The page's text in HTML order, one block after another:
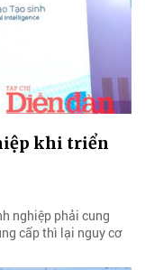
khi triển
nghiệp phải cung
cấp thì lại nguy cơ